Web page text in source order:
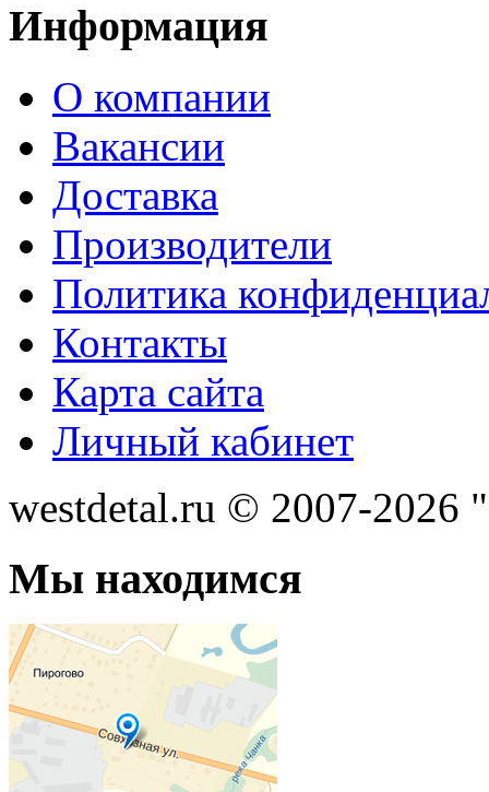
Информация
О компании
Вакансии
Доставка
Производители
Политика
Контакты
Карта сайта
Личный кабинет
westdetal.ru © 2007-2026
Мы находимся